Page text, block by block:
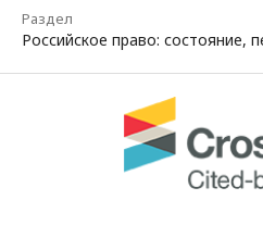
Раздел
Российское право: состояние,